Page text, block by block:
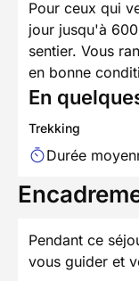
Pour ceux qui
jour jusqu'à
sentier. Vous
en bonne
En
Trekking
Durée
Pendant ce
vous guider et